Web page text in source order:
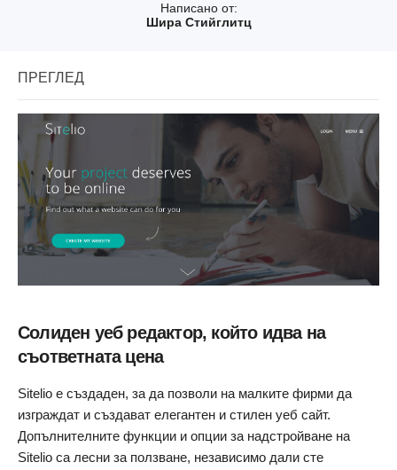
Написано от:
Шира Стийглитц
ПРЕГЛЕД
Солиден уеб редактор, който идва на
съответната цена
Sitelio е създаден, за да позволи на малките фирми да
изграждат и създават елегантен и стилен уеб сайт.
Допълнителните функции и опции за надстройване на
Sitelio са лесни за ползване, независимо дали сте